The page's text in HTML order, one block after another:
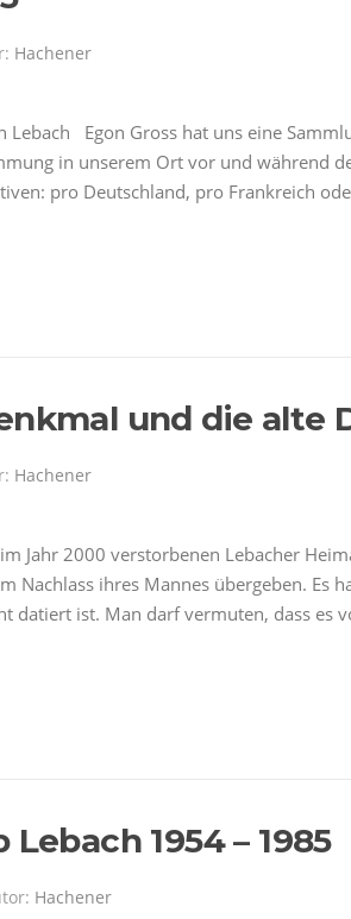
Hachener
Lebach Egon Gross hat uns eine
in unserem Ort vor und während
pro Deutschland, pro Frankreich
und die alte
Hachener
Jahr 2000 verstorbenen Lebacher
Nachlass ihres Mannes übergeben. Es
datiert ist. Man darf vermuten, dass es
1954 – 1985
Hachener